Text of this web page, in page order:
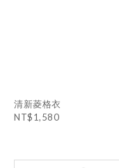
清新菱格衣
NT$1,580